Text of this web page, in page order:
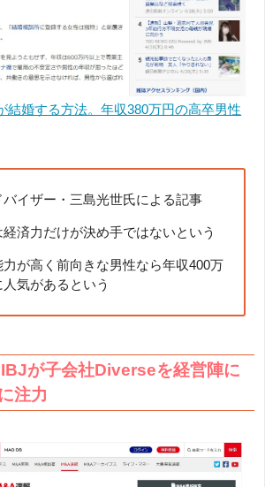
結婚する方法。年収380万円の高卒男性
イザー・三島光世氏による記事
済力だけが決め手ではないという
が高く前向きな男性なら年収400万
気があるという
が子会社Diverseを経営陣に
注力